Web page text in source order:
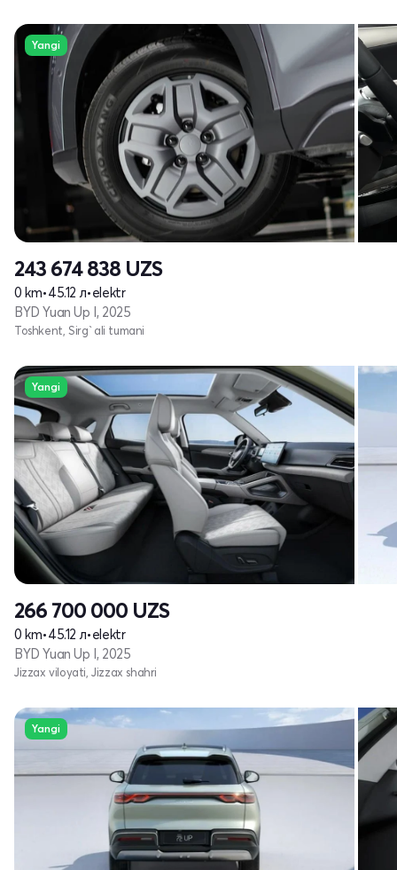
Yangi
243 674 838 UZS
0 km•45.12 л•elektr
BYD Yuan Up I, 2025
Toshkent, Sirg`ali tumani
Yangi
266 700 000 UZS
0 km•45.12 л•elektr
BYD Yuan Up I, 2025
Jizzax viloyati, Jizzax shahri
Yangi